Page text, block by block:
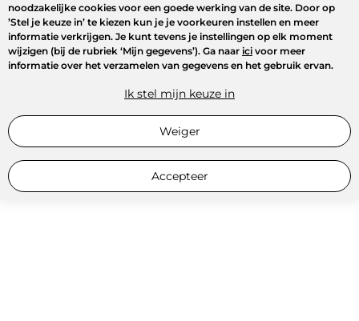
noodzakelijke cookies voor een goede werking van de site. Door op
’Stel je keuze in’ te kiezen kun je je voorkeuren instellen en meer
informatie verkrijgen. Je kunt tevens je instellingen op elk moment
wijzigen (bij de rubriek ‘Mijn gegevens’). Ga naar ici voor meer
informatie over het verzamelen van gegevens en het gebruik ervan.
Ik stel mijn keuze in
Weiger
Accepteer